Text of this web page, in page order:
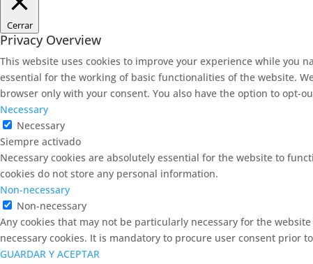
Cerrar
Privacy Overview
This website uses cookies to improve your experience while you
essential for the working of basic functionalities of the website.
browser only with your consent. You also have the option to opt-
Necessary
Necessary
Siempre activado
Necessary cookies are absolutely essential for the website to
cookies do not store any personal information.
Non-necessary
Non-necessary
Any cookies that may not be particularly necessary for the
necessary cookies. It is mandatory to procure user consent prior
GUARDAR Y ACEPTAR